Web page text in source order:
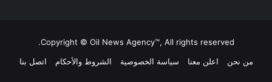
Copyright © Oil News Agency™, All rights reserved.
من نحن
اعلن معنا سياسة الخصوصية الشروط والأحكام اتصل بنا